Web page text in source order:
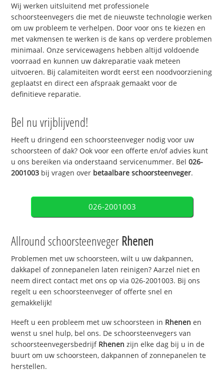
Wij werken uitsluitend met professionele
schoorsteenvegers die met de nieuwste technologie werken
om uw probleem te verhelpen. Door voor ons te kiezen en
met vakmensen te werken is de kans op verdere problemen
minimaal. Onze servicewagens hebben altijd voldoende
voorraad en kunnen uw dakreparatie vaak meteen
uitvoeren. Bij calamiteiten wordt eerst een noodvoorziening
geplaatst en direct een afspraak gemaakt voor de
definitieve reparatie.
Bel nu vrijblijvend!
Heeft u dringend een schoorsteenveger nodig voor uw
schoorsteen of dak? Ook voor een offerte en/of advies kunt
u ons bereiken via onderstaand servicenummer. Bel026-
2001003 bij vragen over betaalbare schoorsteenveger.
026-2001003
Allround schoorsteenveger Rhenen
Problemen met uw schoorsteen, wilt u uw dakpannen,
dakkapel of zonnepanelen laten reinigen? Aarzel niet en
neem direct contact met ons op via 026-2001003. Bij ons
regelt u een schoorsteenveger of offerte snel en
gemakkelijk!
Heeft u een probleem met uw schoorsteen in Rhenen en
wenst u snel hulp, bel ons. De schoorsteenvegers van
schoorsteenvegersbedrijf Rhenen zijn elke dag bij u in de
buurt om uw schoorsteen, dakpannen of zonnepanelen te
herstellen.